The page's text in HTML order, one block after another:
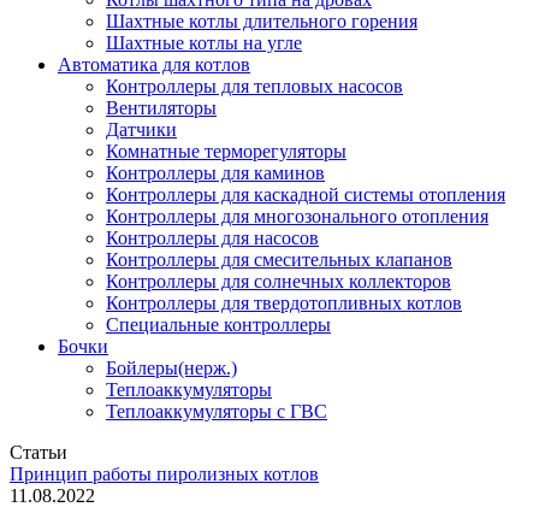
Шахтные котлы длительного горения
Шахтные котлы на угле
Автоматика для котлов
Контроллеры для тепловых насосов
Вентиляторы
Датчики
Комнатные терморегуляторы
Контроллеры для каминов
Контроллеры для каскадной системы отопления
Контроллеры для многозонального отопления
Контроллеры для насосов
Контроллеры для смесительных клапанов
Контроллеры для солнечных коллекторов
Контроллеры для твердотопливных котлов
Специальные контроллеры
Бочки
Бойлеры(нерж.)
Теплоаккумуляторы
Теплоаккумуляторы с ГВС
Статьи
Принцип работы пиролизных котлов
11.08.2022